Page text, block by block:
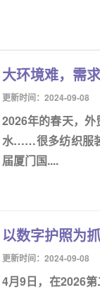
大环境难，需
更新时间：2024-09-08
2026年的春天，
水……很多纺织服
届厦门国....
以数字护照为
更新时间：2024-09-08
4月9日，在2026